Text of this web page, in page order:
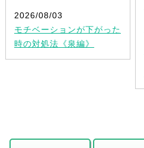
2026/08/03
モチベーションが下がった
時の対処法《泉編》